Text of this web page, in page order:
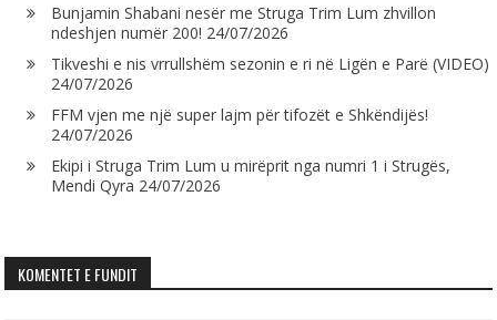
Bunjamin Shabani nesër me Struga Trim Lum zhvillon
ndeshjen numër 200! 24/07/2026
Tikveshi e nis vrrullshëm sezonin e ri në Ligën e Parë (VIDEO)
24/07/2026
FFM vjen me një super lajm për tifozët e Shkëndijës!
24/07/2026
Ekipi i Struga Trim Lum u mirëprit nga numri 1 i Strugës,
Mendi Qyra 24/07/2026
KOMENTET E FUNDIT